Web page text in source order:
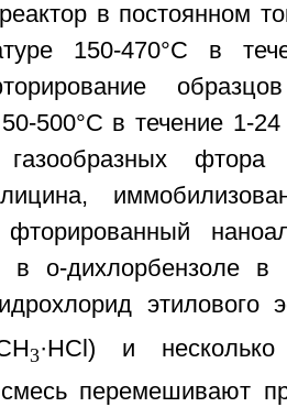
в постоянном
150-470°С в
500°С в течение 1-
фторированный
в о-дихлорбензоле
этилового
3·HCl) и
перемешивают